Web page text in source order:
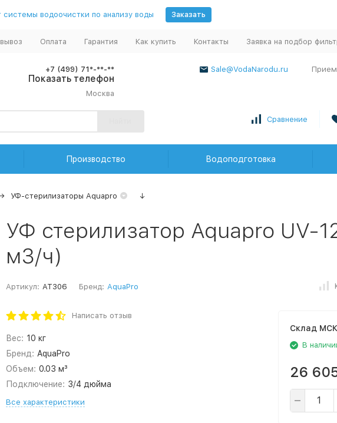
системы водоочистки по анализу воды Заказать
Оплата Гарантия Как купить Контакты Заявка на подбор
+7 (499) 71*-**-**
Показать телефон
Москва
Sale@VodaNarodu.ru Прием
Сравнение
Производство Водоподготовка
УФ-стерилизаторы Aquapro ↓
УФ стерилизатор Aquapro UV-
м3/ч)
Артикул: AT306 Бренд: AquaPro
Написать отзыв
Вес: 10 кг
Бренд: AquaPro
Объем: 0.03 м³
Подключение: 3/4 дюйма
Все характеристики
Cклад
В
26